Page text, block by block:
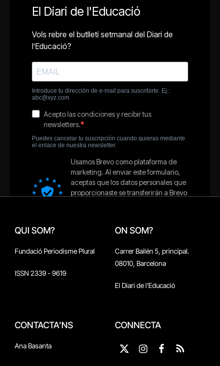
QUI SOM?
Fundació Periodisme Plural
ISSN 2339 - 9619
ON SOM?
Carrer Bailén 5, principal.
08010, Barcelona
El Diari de l'Educació
CONTACTA'NS
Ana Basanta
CONNECTA
X
Instagram
Facebook
RSS